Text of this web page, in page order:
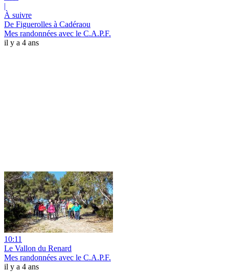
|
À suivre
De Figuerolles à Cadéraou
Mes randonnées avec le C.A.P.F.
il y a 4 ans
10:11
Le Vallon du Renard
Mes randonnées avec le C.A.P.F.
il y a 4 ans